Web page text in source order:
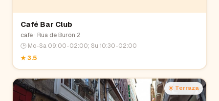
Café Bar Club
cafe· Rúa de Burón 2
🕒 Mo-Sa 09:00-02:00; Su 10:30-02:00
★3.5
☀️ Terraza